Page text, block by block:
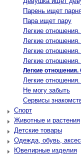
Парень ищет
Пара ищет пару
Легкие
Легкие
Легкие
Легкие
Легкие
Легкие
Не могу забыть
Сервисы
Спорт
Животные и растения
Детские товары
Одежда, обувь,
Ювелирные изделия